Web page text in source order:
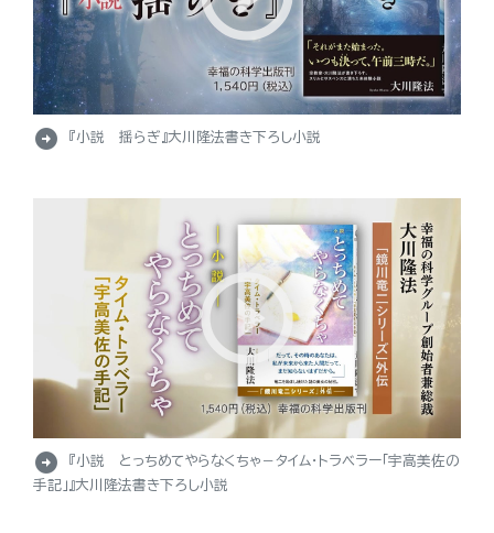
arrow_circle_right 『小説 揺らぎ』大川隆法書き下ろし小説
arrow_circle_right
『小説 とっちめてやらなくちゃ－タイム・トラベラー「宇高美佐の
手記」』大川隆法書き下ろし小説